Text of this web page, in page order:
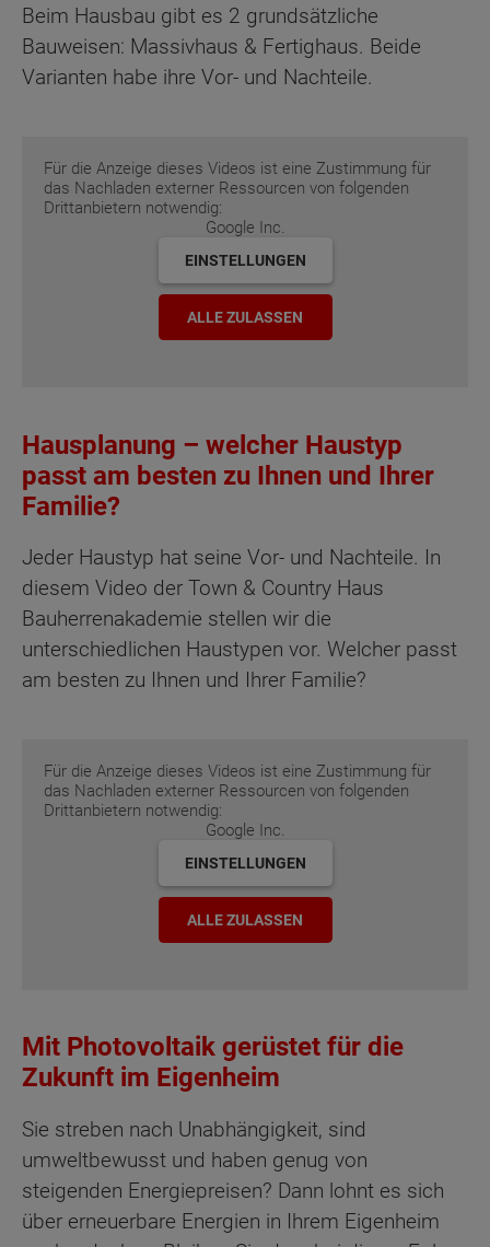
Beim Hausbau gibt es 2 grundsätzliche
Bauweisen: Massivhaus & Fertighaus. Beide
Varianten habe ihre Vor- und Nachteile.
Für die Anzeige dieses Videos ist eine Zustimmung für
das Nachladen externer Ressourcen von folgenden
Drittanbietern notwendig:
Google Inc.
EINSTELLUNGEN
ALLE ZULASSEN
Hausplanung – welcher Haustyp
passt am besten zu Ihnen und Ihrer
Familie?
Jeder Haustyp hat seine Vor- und Nachteile. In
diesem Video der Town & Country Haus
Bauherrenakademie stellen wir die
unterschiedlichen Haustypen vor. Welcher passt
am besten zu Ihnen und Ihrer Familie?
Für die Anzeige dieses Videos ist eine Zustimmung für
das Nachladen externer Ressourcen von folgenden
Drittanbietern notwendig:
Google Inc.
EINSTELLUNGEN
ALLE ZULASSEN
Mit Photovoltaik gerüstet für die
Zukunft im Eigenheim
Sie streben nach Unabhängigkeit, sind
umweltbewusst und haben genug von
steigenden Energiepreisen? Dann lohnt es sich
über erneuerbare Energien in Ihrem Eigenheim